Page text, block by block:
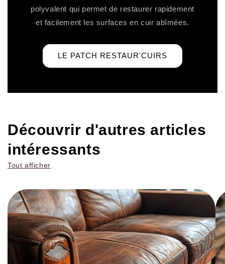
polyvalent qui permet de restaurer rapidement
et facilement les surfaces en cuir abîmées.
LE PATCH RESTAUR'CUIRS
Découvrir d'autres articles
intéressants
Tout afficher